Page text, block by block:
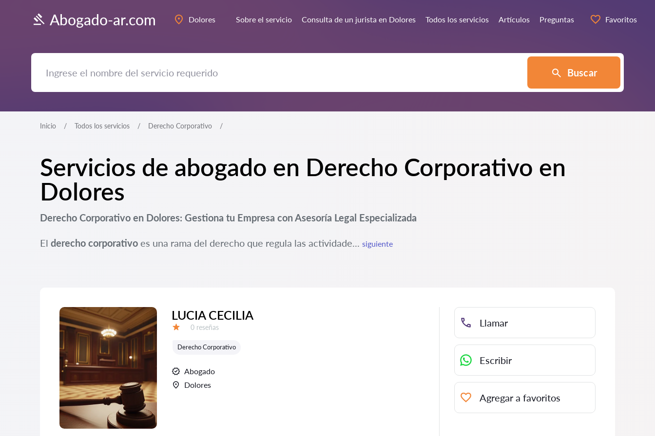
Abogado-ar.com Dolores Sobre el servicio Consulta de un jurista en Dolores Todos los servicios Artículos Preguntas Favoritos
Buscar
Inicio Todos los servicios Derecho Corporativo
Servicios de abogado en Derecho Corporativo en
Dolores
Derecho Corporativo en Dolores: Gestiona tu Empresa con Asesoría Legal Especializada
El derecho corporativo es una rama del derecho que regula las actividade... siguiente
LUCIA CECILIA
Número de reseñas:
0 reseñas
Derecho Corporativo
Abogado
Dolores
Llamar
Escribir
Agregar a favoritos